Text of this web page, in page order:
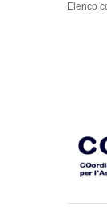
Elenco